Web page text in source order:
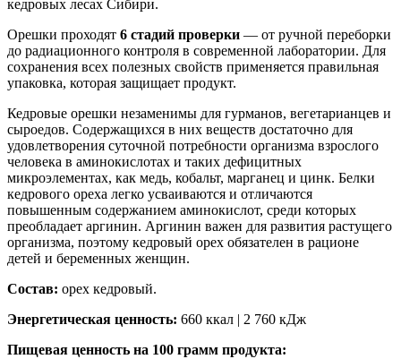
кедровых лесах Сибири.
Орешки проходят 6 стадий проверки — от ручной переборки
до радиационного контроля в современной лаборатории. Для
сохранения всех полезных свойств применяется правильная
упаковка, которая защищает продукт.
Кедровые орешки незаменимы для гурманов, вегетарианцев и
сыроедов. Содержащихся в них веществ достаточно для
удовлетворения суточной потребности организма взрослого
человека в аминокислотах и таких дефицитных
микроэлементах, как медь, кобальт, марганец и цинк. Белки
кедрового ореха легко усваиваются и отличаются
повышенным содержанием аминокислот, среди которых
преобладает аргинин. Аргинин важен для развития растущего
организма, поэтому кедровый орех обязателен в рационе
детей и беременных женщин.
Состав: орех кедровый.
Энергетическая ценность: 660 ккал | 2 760 кДж
Пищевая ценность на 100 грамм продукта: